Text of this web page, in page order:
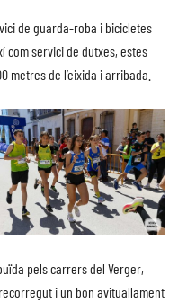
de guarda-roba i bicicletes
com servici de dutxes, estes
metres de l’eixida i arribada.
pels carrers del Verger,
i un bon avituallament